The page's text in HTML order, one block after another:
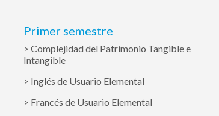
Primer semestre
> Complejidad del Patrimonio Tangible e
Intangible
> Inglés de Usuario Elemental
> Francés de Usuario Elemental